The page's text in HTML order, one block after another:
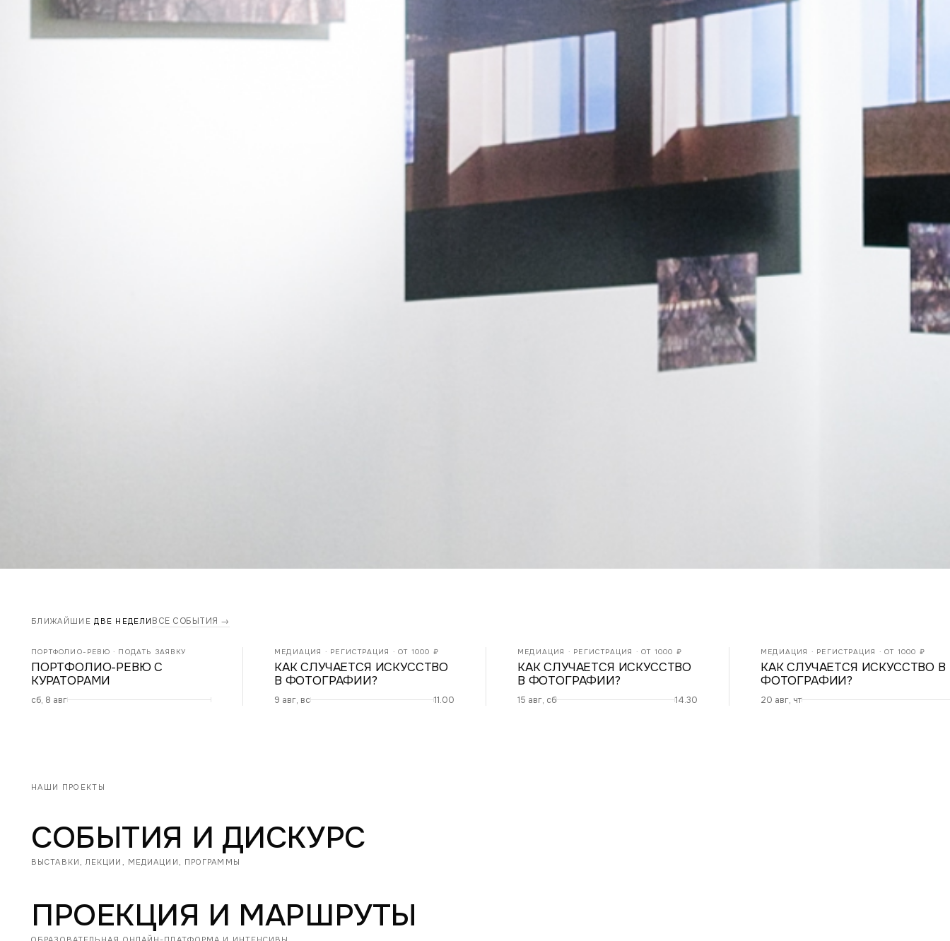
БЛИЖАЙШИЕДВЕ НЕДЕЛИ ВСЕ СОБЫТИЯ →
ПОРТФОЛИО-РЕВЮ · ПОДАТЬ ЗАЯВКУ
ПОРТФОЛИО-РЕВЮ С
КУРАТОРАМИ
сб, 8 авг
МЕДИАЦИЯ · РЕГИСТРАЦИЯ · ОТ 1000 ₽
КАК СЛУЧАЕТСЯ ИСКУССТВО
В ФОТОГРАФИИ?
9 авг, вс 11.00
МЕДИАЦИЯ · РЕГИСТРАЦИЯ · ОТ 1000 ₽
КАК СЛУЧАЕТСЯ ИСКУССТВО
В ФОТОГРАФИИ?
15 авг, сб 14.30
МЕДИАЦИЯ · РЕГИСТРАЦИЯ · ОТ 1000 ₽
КАК СЛУЧАЕТСЯ ИСКУССТВО В
ФОТОГРАФИИ?
20 авг, чт
НАШИ ПРОЕКТЫ
СОБЫТИЯ И ДИСКУРС
ВЫСТАВКИ, ЛЕКЦИИ, МЕДИАЦИИ, ПРОГРАММЫ
ПРОЕКЦИЯ И МАРШРУТЫ